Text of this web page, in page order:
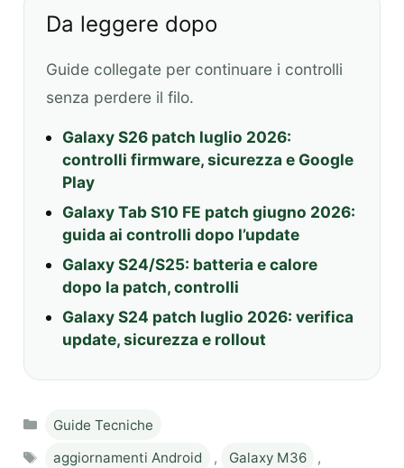
Da leggere dopo
Guide collegate per continuare i controlli
senza perdere il filo.
Galaxy S26 patch luglio 2026:
controlli firmware, sicurezza e Google
Play
Galaxy Tab S10 FE patch giugno 2026:
guida ai controlli dopo l’update
Galaxy S24/S25: batteria e calore
dopo la patch, controlli
Galaxy S24 patch luglio 2026: verifica
update, sicurezza e rollout
Categories
Guide Tecniche
aggiornamenti Android , Galaxy M36
,